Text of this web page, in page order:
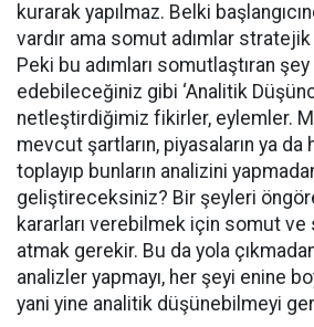
kurarak yapılmaz. Belki
vardır ama somut adımlar stratejik
Peki bu adımları somutlaştıran
edebileceğiniz gibi ‘Analitik
netleştirdiğimiz fikirler, eylemler.
mevcut şartların, piyasaların ya da
toplayıp bunların analizini
geliştireceksiniz? Bir şeyleri
kararları verebilmek için somut ve
atmak gerekir. Bu da yola
analizler yapmayı, her şeyi enine
yani yine analitik düşünebilmeyi